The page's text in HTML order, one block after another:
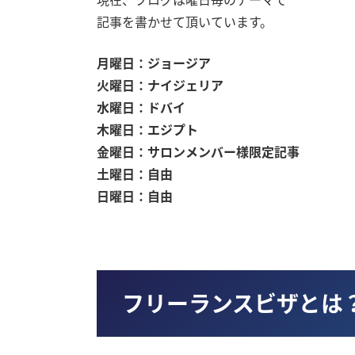
記事を書かせて頂いています。
月曜日：ジョージア
火曜日：ナイジェリア
水曜日：ドバイ
木曜日：エジプト
金曜日：サロンメンバー様限定記事
土曜日：自由
日曜日：自由
フリーランスビザとは